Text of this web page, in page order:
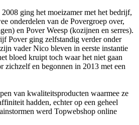
ging het moeizamer met het bedrijf,
onderdelen van de Povergroep over,
en Pover Weesp (kozijnen en serres).
Pover ging zelfstandig verder onder
vader Nico bleven in eerste instantie
bloed kruipt toch waar het niet gaan
zichzelf en begonnen in 2013 met een
van kwaliteitsproducten waarmee ze
hadden, echter op een geheel
werd Topwebshop online